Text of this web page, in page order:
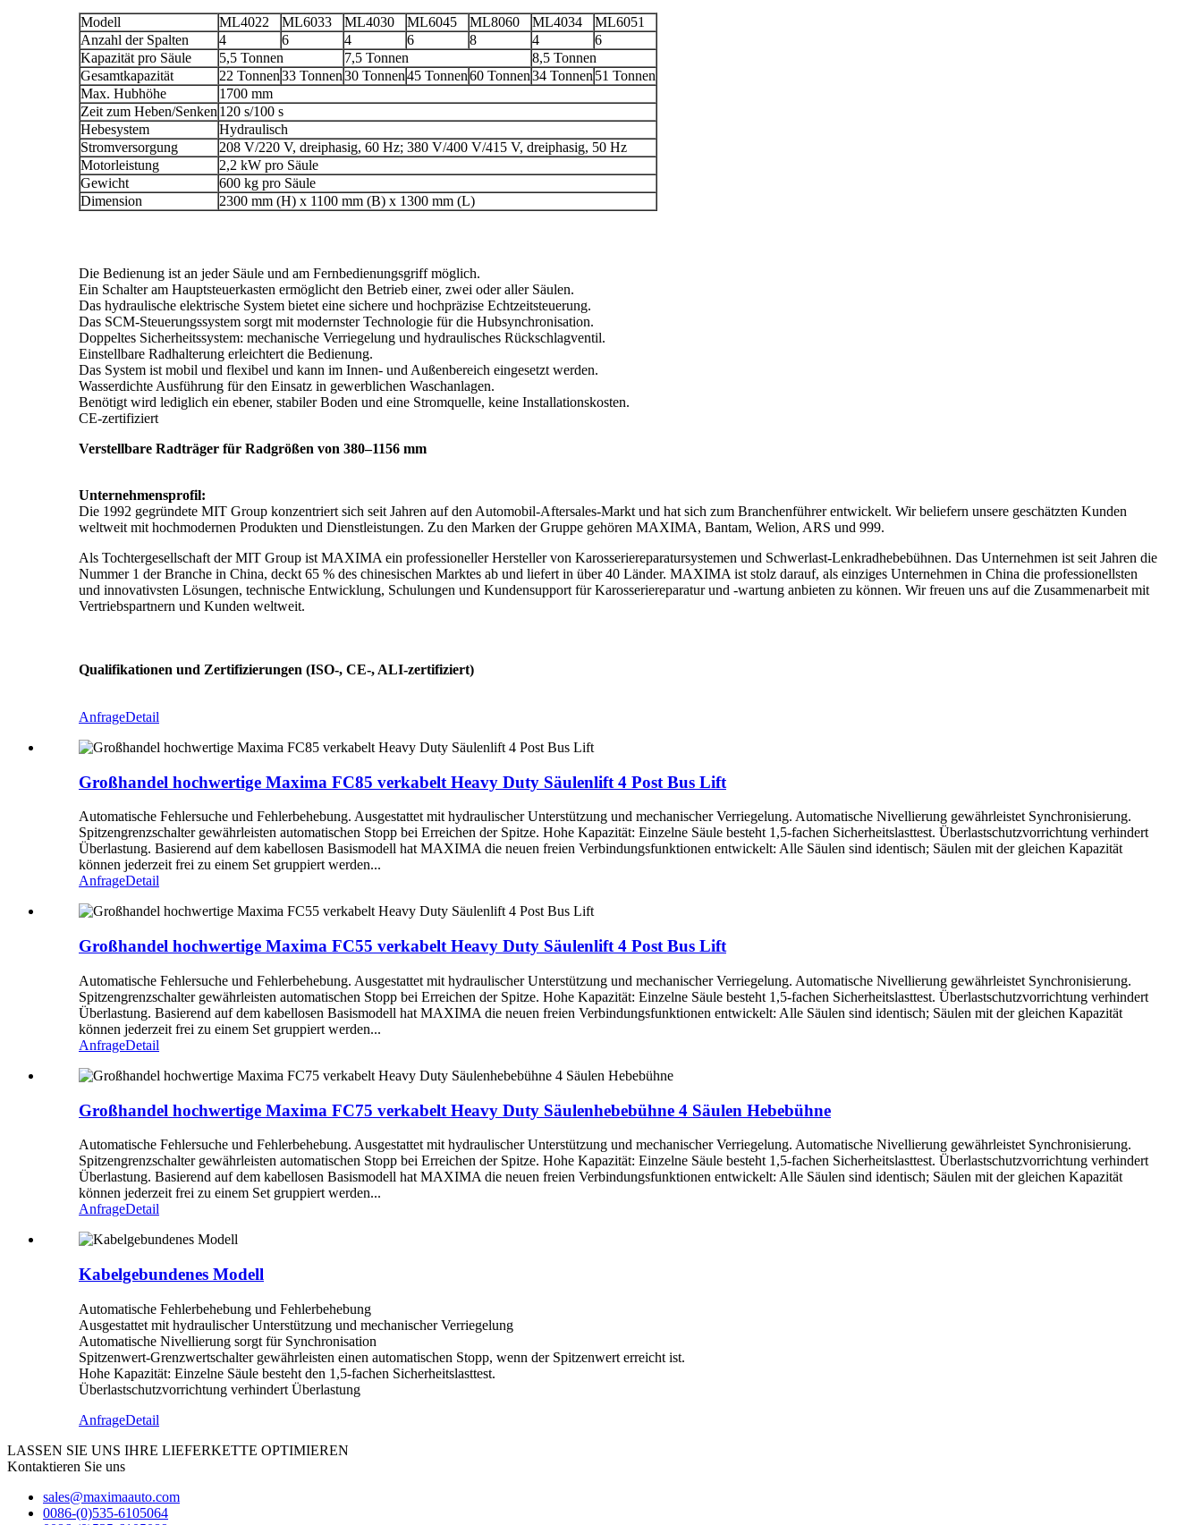
Modell ML4022 ML6033 ML4030 ML6045 ML8060 ML4034
ML6051
Anzahl der Spalten
4 6 4 6 8 4
6
Kapazität pro Säule
5,5 Tonnen 7,5 Tonnen
8,5 Tonnen
Gesamtkapazität
22 Tonnen33 Tonnen30 Tonnen45 Tonnen60 Tonnen34 Tonnen 51 Tonnen
Max. Hubhöhe
1700 mm
Zeit zum Heben/Senken 120 s/100 s
Hebesystem
Hydraulisch
Stromversorgung
208 V/220 V, dreiphasig, 60 Hz; 380 V/400 V/415 V, dreiphasig, 50 Hz
Motorleistung
2,2 kW pro Säule
Gewicht
600 kg pro Säule
Dimension
2300 mm (H) x 1100 mm (B) x 1300 mm (L)
Die Bedienung ist an jeder Säule und am Fernbedienungsgriff möglich.
Ein Schalter am Hauptsteuerkasten ermöglicht den Betrieb einer, zwei oder aller Säulen.
Das hydraulische elektrische System bietet eine sichere und hochpräzise Echtzeitsteuerung.
Das SCM-Steuerungssystem sorgt mit modernster Technologie für die Hubsynchronisation.
Doppeltes Sicherheitssystem: mechanische Verriegelung und hydraulisches Rückschlagventil.
Einstellbare Radhalterung erleichtert die Bedienung.
Das System ist mobil und flexibel und kann im Innen- und Außenbereich eingesetzt werden.
Wasserdichte Ausführung für den Einsatz in gewerblichen Waschanlagen.
Benötigt wird lediglich ein ebener, stabiler Boden und eine Stromquelle, keine Installationskosten.
CE-zertifiziert
Verstellbare Radträger für Radgrößen von 380–1156 mm
Unternehmensprofil:
Die 1992 gegründete MIT Group konzentriert sich seit Jahren auf den Automobil-Aftersales-Markt und hat sich zum Branchenführer entwickelt. Wir beliefern unsere geschätzten Kunden
weltweit mit hochmodernen Produkten und Dienstleistungen. Zu den Marken der Gruppe gehören MAXIMA, Bantam, Welion, ARS und 999.
Als Tochtergesellschaft der MIT Group ist MAXIMA ein professioneller Hersteller von Karosseriereparatursystemen und Schwerlast-Lenkradhebebühnen. Das Unternehmen ist seit Jahren die
Nummer 1 der Branche in China, deckt 65 % des chinesischen Marktes ab und liefert in über 40 Länder. MAXIMA ist stolz darauf, als einziges Unternehmen in China die professionellsten
und innovativsten Lösungen, technische Entwicklung, Schulungen und Kundensupport für Karosseriereparatur und -wartung anbieten zu können. Wir freuen uns auf die Zusammenarbeit mit
Vertriebspartnern und Kunden weltweit.
Qualifikationen und Zertifizierungen (ISO-, CE-, ALI-zertifiziert)
AnfrageDetail
Großhandel hochwertige Maxima FC85 verkabelt Heavy Duty Säulenlift 4 Post Bus Lift
Automatische Fehlersuche und Fehlerbehebung. Ausgestattet mit hydraulischer Unterstützung und mechanischer Verriegelung. Automatische Nivellierung gewährleistet Synchronisierung.
Spitzengrenzschalter gewährleisten automatischen Stopp bei Erreichen der Spitze. Hohe Kapazität: Einzelne Säule besteht 1,5-fachen Sicherheitslasttest. Überlastschutzvorrichtung verhindert
Überlastung. Basierend auf dem kabellosen Basismodell hat MAXIMA die neuen freien Verbindungsfunktionen entwickelt: Alle Säulen sind identisch; Säulen mit der gleichen Kapazität
können jederzeit frei zu einem Set gruppiert werden...
AnfrageDetail
Großhandel hochwertige Maxima FC55 verkabelt Heavy Duty Säulenlift 4 Post Bus Lift
Automatische Fehlersuche und Fehlerbehebung. Ausgestattet mit hydraulischer Unterstützung und mechanischer Verriegelung. Automatische Nivellierung gewährleistet Synchronisierung.
Spitzengrenzschalter gewährleisten automatischen Stopp bei Erreichen der Spitze. Hohe Kapazität: Einzelne Säule besteht 1,5-fachen Sicherheitslasttest. Überlastschutzvorrichtung verhindert
Überlastung. Basierend auf dem kabellosen Basismodell hat MAXIMA die neuen freien Verbindungsfunktionen entwickelt: Alle Säulen sind identisch; Säulen mit der gleichen Kapazität
können jederzeit frei zu einem Set gruppiert werden...
AnfrageDetail
Großhandel hochwertige Maxima FC75 verkabelt Heavy Duty Säulenhebebühne 4 Säulen Hebebühne
Automatische Fehlersuche und Fehlerbehebung. Ausgestattet mit hydraulischer Unterstützung und mechanischer Verriegelung. Automatische Nivellierung gewährleistet Synchronisierung.
Spitzengrenzschalter gewährleisten automatischen Stopp bei Erreichen der Spitze. Hohe Kapazität: Einzelne Säule besteht 1,5-fachen Sicherheitslasttest. Überlastschutzvorrichtung verhindert
Überlastung. Basierend auf dem kabellosen Basismodell hat MAXIMA die neuen freien Verbindungsfunktionen entwickelt: Alle Säulen sind identisch; Säulen mit der gleichen Kapazität
können jederzeit frei zu einem Set gruppiert werden...
AnfrageDetail
Kabelgebundenes Modell
Automatische Fehlerbehebung und Fehlerbehebung
Ausgestattet mit hydraulischer Unterstützung und mechanischer Verriegelung
Automatische Nivellierung sorgt für Synchronisation
Spitzenwert-Grenzwertschalter gewährleisten einen automatischen Stopp, wenn der Spitzenwert erreicht ist.
Hohe Kapazität: Einzelne Säule besteht den 1,5-fachen Sicherheitslasttest.
Überlastschutzvorrichtung verhindert Überlastung
AnfrageDetail
LASSEN SIE UNS IHRE LIEFERKETTE OPTIMIEREN
Kontaktieren Sie uns
sales@maximaauto.com
0086-(0)535-6105064